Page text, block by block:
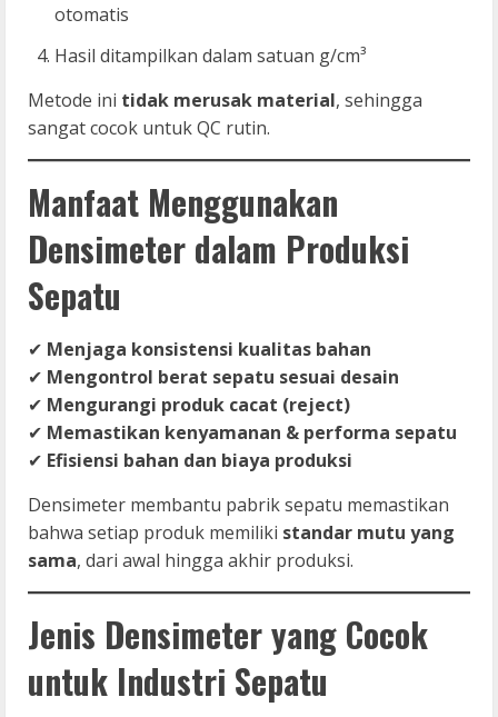
otomatis
Hasil ditampilkan dalam satuan g/cm³
Metode ini tidak merusak material, sehingga
sangat cocok untuk QC rutin.
Manfaat Menggunakan
Densimeter dalam Produksi
Sepatu
✔ Menjaga konsistensi kualitas bahan
✔ Mengontrol berat sepatu sesuai desain
✔ Mengurangi produk cacat (reject)
✔ Memastikan kenyamanan & performa sepatu
✔ Efisiensi bahan dan biaya produksi
Densimeter membantu pabrik sepatu memastikan
bahwa setiap produk memiliki standar mutu yang
sama, dari awal hingga akhir produksi.
Jenis Densimeter yang Cocok
untuk Industri Sepatu